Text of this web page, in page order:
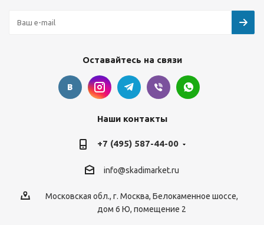
Оставайтесь на связи
Наши контакты
+7 (495) 587-44-00
info@skadimarket.ru
Московская обл., г. Москва, Белокаменное шоссе,
дом 6 Ю, помещение 2